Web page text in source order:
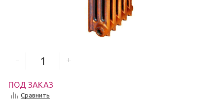
ПОД ЗАКАЗ
Сравнить